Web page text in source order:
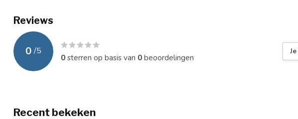
Reviews
0 /5
0sterren op basis van 0beoordelingen
Recent bekeken